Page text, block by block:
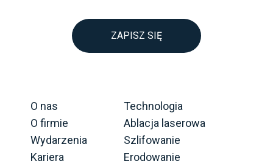
ZAPISZ SIĘ
O nas
O firmie
Wydarzenia
Kariera
Technologia
Ablacja laserowa
Szlifowanie
Erodowanie